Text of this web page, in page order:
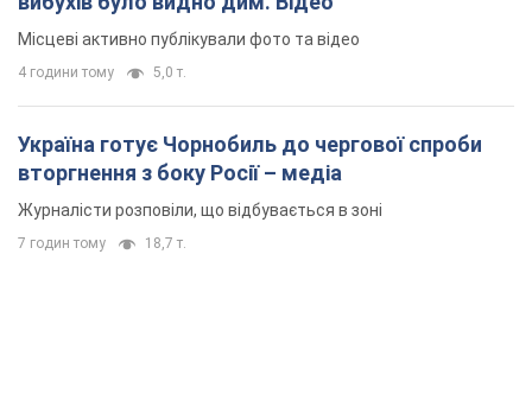
Місцеві активно публікували фото та відео
4 години тому 5,0 т.
Україна готує Чорнобиль до чергової спроби
вторгнення з боку Росії – медіа
Журналісти розповіли, що відбувається в зоні
7 годин тому 18,7 т.